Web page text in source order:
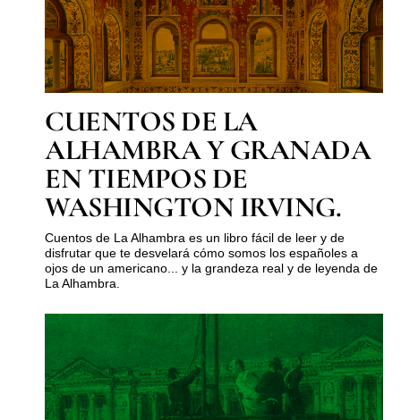
CUENTOS DE LA
ALHAMBRA Y GRANADA
EN TIEMPOS DE
WASHINGTON IRVING.
Cuentos de La Alhambra es un libro fácil de leer y de
disfrutar que te desvelará cómo somos los españoles a
ojos de un americano... y la grandeza real y de leyenda de
La Alhambra.